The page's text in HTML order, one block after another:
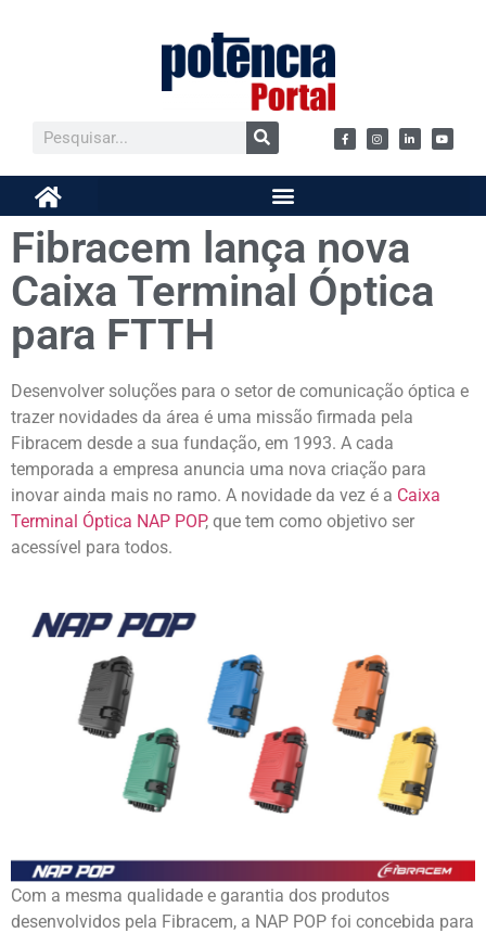
Fibracem lança nova
Caixa Terminal Óptica
para FTTH
Desenvolver soluções para o setor de comunicação óptica e
trazer novidades da área é uma missão firmada pela
Fibracem desde a sua fundação, em 1993. A cada
temporada a empresa anuncia uma nova criação para
inovar ainda mais no ramo. A novidade da vez é a Caixa
Terminal Óptica NAP POP, que tem como objetivo ser
acessível para todos.
Com a mesma qualidade e garantia dos produtos
desenvolvidos pela Fibracem, a NAP POP foi concebida para